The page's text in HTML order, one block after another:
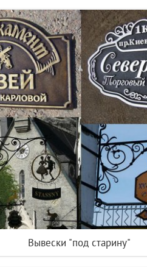
Вывески "под старину"